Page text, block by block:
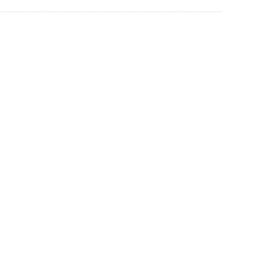
Sie im dafür vorgesehenen Feld Ihre E-Mail-
nur für die Bearbeiter*innen sichtbar. Bei
Bilder hochladen.